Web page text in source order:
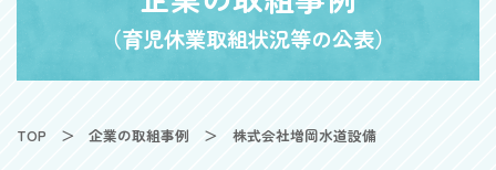
（育児休業取組状況等の公表）
TOP 企業の取組事例 株式会社増岡水道設備